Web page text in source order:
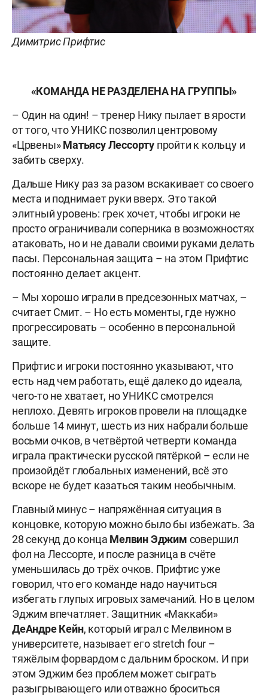
Димитрис Прифтис
«КОМАНДА НЕ РАЗДЕЛЕНА НА ГРУППЫ»
– Один на один! – тренер Нику пылает в ярости
от того, что УНИКС позволил центровому
«Црвены»Матьясу Лессорту пройти к кольцу и
забить сверху.
Дальше Нику раз за разом вскакивает со своего
места и поднимает руки вверх. Это такой
элитный уровень: грек хочет, чтобы игроки не
просто ограничивали соперника в возможностях
атаковать, но и не давали своими руками делать
пасы. Персональная защита – на этом Прифтис
постоянно делает акцент.
– Мы хорошо играли в предсезонных матчах, –
считает Смит. – Но есть моменты, где нужно
прогрессировать – особенно в персональной
защите.
Прифтис и игроки постоянно указывают, что
есть над чем работать, ещё далеко до идеала,
чего-то не хватает, но УНИКС смотрелся
неплохо. Девять игроков провели на площадке
больше 14 минут, шесть из них набрали больше
восьми очков, в четвёртой четверти команда
играла практически русской пятёркой – если не
произойдёт глобальных изменений, всё это
вскоре не будет казаться таким необычным.
Главный минус – напряжённая ситуация в
концовке, которую можно было бы избежать. За
28 секунд до конца Мелвин Эджим совершил
фол на Лессорте, и после разница в счёте
уменьшилась до трёх очков. Прифтис уже
говорил, что его команде надо научиться
избегать глупых игровых замечаний. Но в целом
Эджим впечатляет. Защитник «Маккаби»
ДеАндре Кейн, который играл с Мелвином в
университете, называет его stretch four –
тяжёлым форвардом с дальним броском. И при
этом Эджим без проблем может сыграть
разыгрывающего или отважно броситься